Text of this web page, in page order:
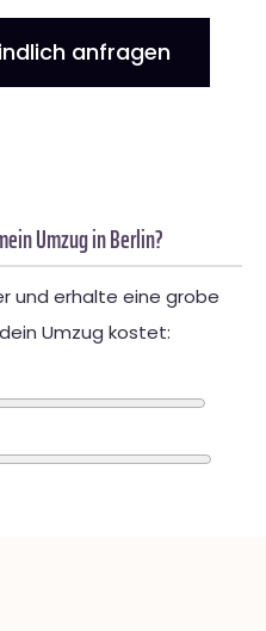
anfragen
Umzug in Berlin?
und erhalte eine grobe
Umzug kostet: